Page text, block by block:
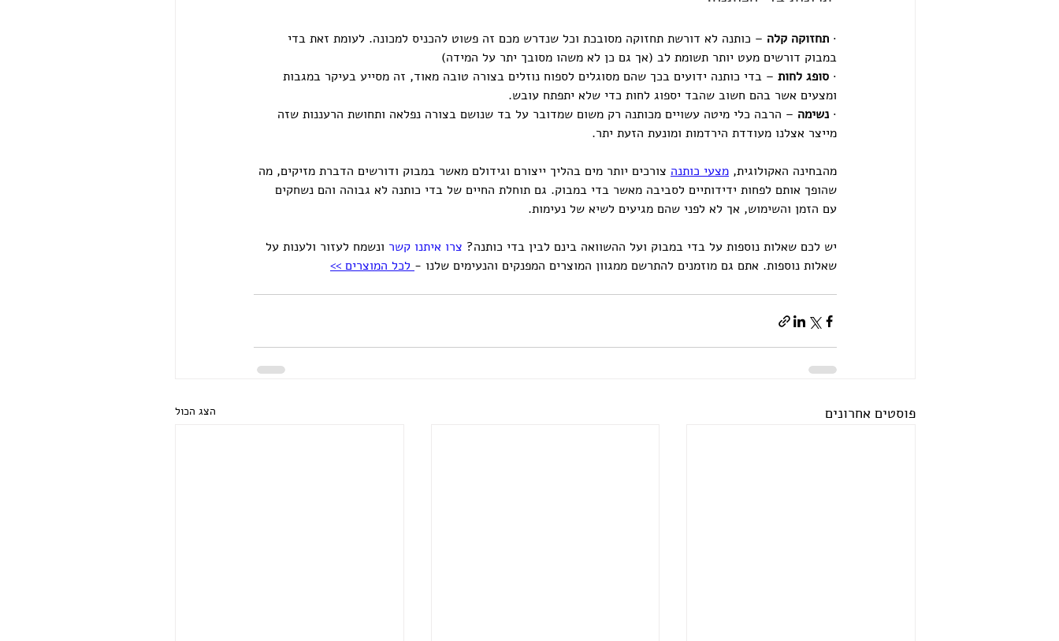
· תחזוקה קלה – כותנה לא דורשת תחזוקה מסובכת וכל שנדרש מכם זה פשוט להכניס למכונה. לעומת זאת בדי
במבוק דורשים מעט יותר תשומת לב (אך גם כן לא משהו מסובך יתר על המידה)
· סופג לחות – בדי כותנה ידועים בכך שהם מסוגלים לספוח נוזלים בצורה טובה מאוד, זה מסייע בעיקר במגבות
ומצעים אשר בהם חשוב שהבד יספוג לחות כדי שלא יתפתח עובש.
· נשימה – הרבה כלי מיטה עשויים מכותנה רק משום שמדובר על בד שנושם בצורה נפלאה ותחושת הרעננות שזה
מייצר אצלנו מעודדת הירדמות ומונעת הזעת יתר.
מהבחינה האקולוגית, מצעי כותנה צורכים יותר מים בהליך ייצורם וגידולם מאשר במבוק ודורשים הדברת מזיקים, מה
שהופך אותם לפחות ידידותיים לסביבה מאשר בדי במבוק. גם תוחלת החיים של בדי כותנה לא גבוהה והם נשחקים
עם הזמן והשימוש, אך לא לפני שהם מגיעים לשיא של נעימות.
יש לכם שאלות נוספות על בדי במבוק ועל ההשוואה בינם לבין בדי כותנה? צרו איתנו קשר ונשמח לעזור ולענות על
שאלות נוספות. אתם גם מוזמנים להתרשם ממגוון המוצרים המפנקים והנעימים שלנו - לכל המוצרים >>
פוסטים אחרונים הצג הכול